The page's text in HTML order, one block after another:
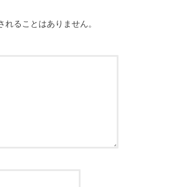
れることはありません。